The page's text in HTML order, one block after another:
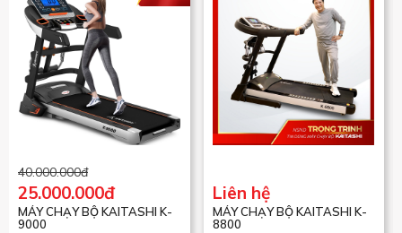
40.000.000đ
25.000.000đ
MÁY CHẠY BỘ KAITASHI K-
9000
Liên hệ
MÁY CHẠY BỘ KAITASHI K-
8800